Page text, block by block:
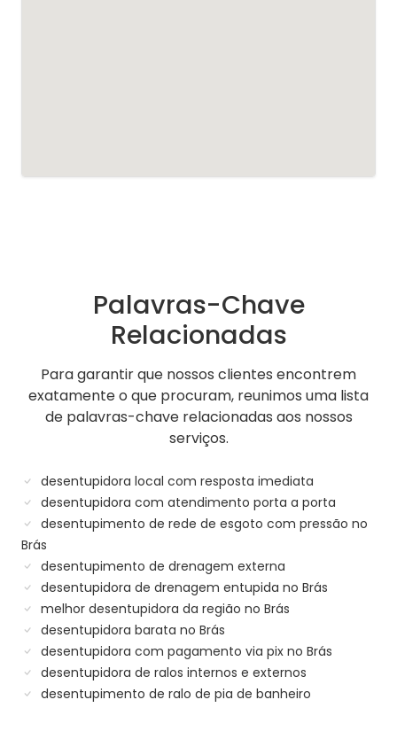
Palavras-Chave
Relacionadas
Para garantir que nossos clientes encontrem
exatamente o que procuram, reunimos uma lista
de palavras-chave relacionadas aos nossos
serviços.
desentupidora local com resposta imediata
desentupidora com atendimento porta a porta
desentupimento de rede de esgoto com pressão no
Brás
desentupimento de drenagem externa
desentupidora de drenagem entupida no Brás
melhor desentupidora da região no Brás
desentupidora barata no Brás
desentupidora com pagamento via pix no Brás
desentupidora de ralos internos e externos
desentupimento de ralo de pia de banheiro